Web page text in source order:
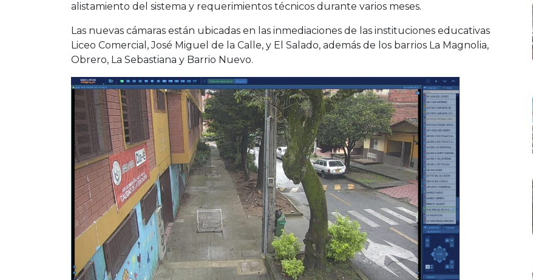
alistamiento del sistema y requerimientos técnicos durante varios meses.
Las nuevas cámaras están ubicadas en las inmediaciones de las instituciones educativas
Liceo Comercial, José Miguel de la Calle, y El Salado, además de los barrios La Magnolia,
Obrero, La Sebastiana y Barrio Nuevo.